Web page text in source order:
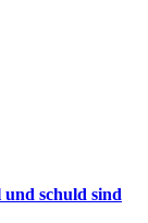
schuld sind